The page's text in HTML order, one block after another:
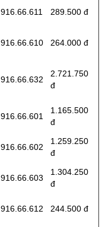
916.66.611 289.500 đ
916.66.610 264.000 đ
916.66.632
2.721.750
đ
916.66.601
1.165.500
đ
916.66.602
1.259.250
đ
916.66.603
1.304.250
đ
916.66.612 244.500 đ